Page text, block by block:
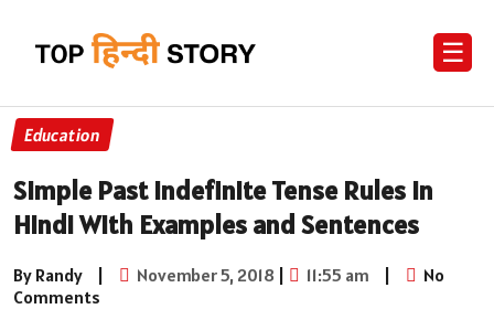
☰
Education
Simple Past Indefinite Tense Rules in
Hindi With Examples and Sentences
By Randy | November 5, 2018 | 11:55 am |
No
Comments